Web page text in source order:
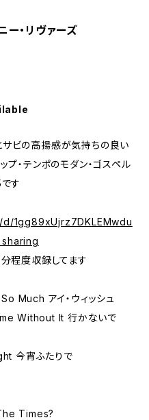
ー・リヴァーズ
サビの高揚感が気持ちの良い
プ・テンポのモダン・ゴスペル
す
1gg89xUjrz7DKLEMwdu
程度収録してます
Much アイ・ウィッシュ
Without It 行かないで
今宵ふたりで
Times?